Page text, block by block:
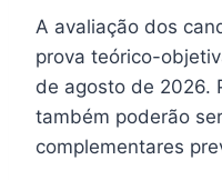
A avaliação dos
prova teórico-
de agosto de 2026.
também poderão
complementares